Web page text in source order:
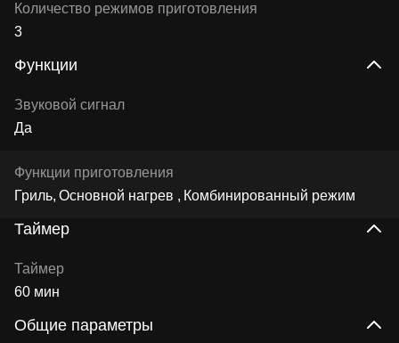
Количество режимов приготовления
3
Функции
Звуковой сигнал
Да
Функции приготовления
Гриль Основной нагрев Комбинированный режим
Таймер
Таймер
60 мин
Общие параметры